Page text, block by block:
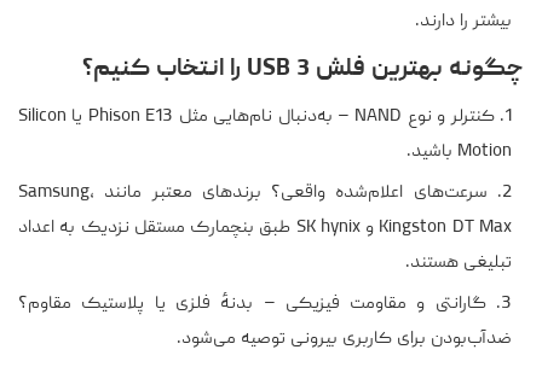
بیشتر را دارند.
چگونه بهترین فلش USB 3 را انتخاب کنیم؟
کنترلر و نوع NAND – به‌دنبال نام‌هایی مثل Phison E13 یا Silicon
Motion باشید.
سرعت‌های اعلام‌شده واقعی؟ برندهای معتبر مانند Samsung،
Kingston DT Max و SK hynix طبق بنچمارک مستقل نزدیک به اعداد
تبلیغی هستند.
گارانتی و مقاومت فیزیکی – بدنهٔ فلزی یا پلاستیک مقاوم؟
ضدآب‌بودن برای کاربری بیرونی توصیه می‌شود.